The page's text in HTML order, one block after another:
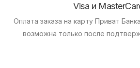
Visa и
Оплата заказа на карту Приват
возможна только после